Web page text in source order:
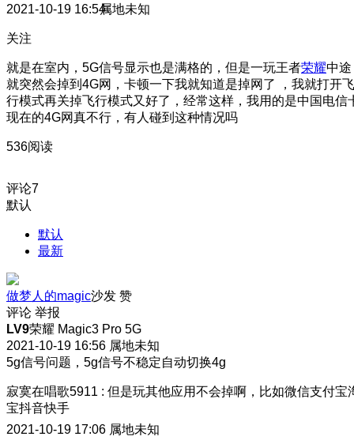
2021-10-19 16:54属地未知
关注
就是在室内，5G信号显示也是满格的，但是一玩王者荣耀中途
就突然会掉到4G网，卡顿一下我就知道是掉网了 ，我就打开飞
行模式再关掉飞行模式又好了，经常这样，我用的是中国电信
现在的4G网真不行，有人碰到这种情况吗
536阅读
评论7
默认
默认
最新
做梦人的magic沙发 赞
评论 举报
LV9荣耀 Magic3 Pro 5G
2021-10-19 16:56 属地未知
5g信号问题，5g信号不稳定自动切换4g
寂寞在唱歌5911 : 但是玩其他应用不会掉啊，比如微信支付宝
宝抖音快手
2021-10-19 17:06 属地未知